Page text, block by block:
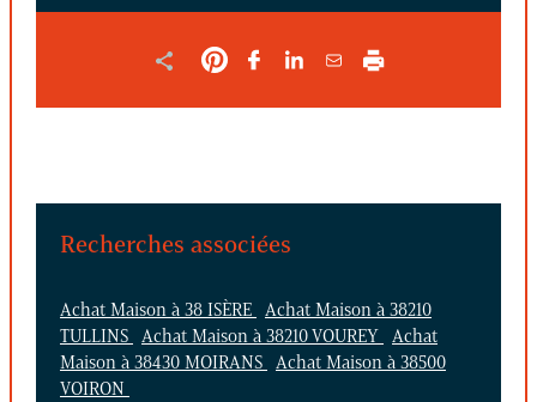
Recherches associées
Achat Maison à 38 ISÈRE
Achat Maison à 38210
TULLINS
Achat Maison à 38210 VOUREY
Achat
Maison à 38430 MOIRANS
Achat Maison à 38500
VOIRON